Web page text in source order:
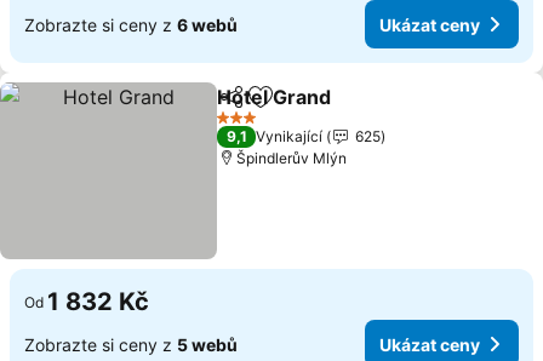
Zobrazte si ceny z 6 webů Ukázat ceny
SdíletPřidat na seznam oblíbených
Hotel Grand
3 Počet hvězdiček
9,1 Vynikající
625
Špindlerův Mlýn
Od 1 832 Kč
Zobrazte si ceny z 5 webů Ukázat ceny